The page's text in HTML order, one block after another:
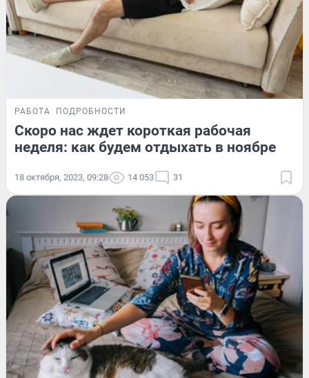
РАБОТА ПОДРОБНОСТИ
Скоро нас ждет короткая рабочая
неделя: как будем отдыхать в ноябре
18 октября, 2023, 09:28 14 053 31